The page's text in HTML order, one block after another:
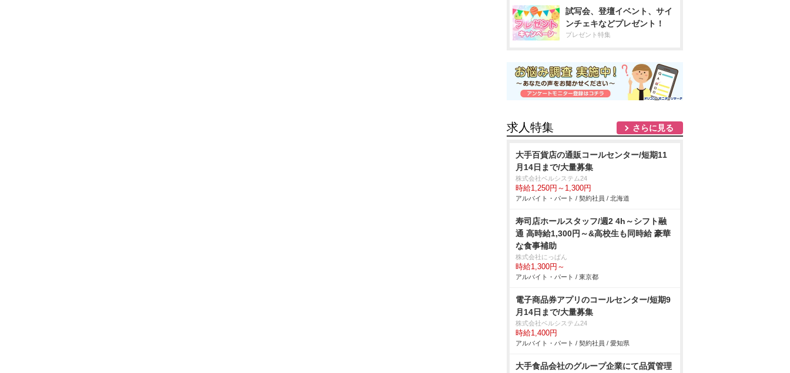
試写会、登壇イベント、サイ
ンチェキなどプレゼント！
プレゼント特集
求人特集 さらに見る
大手百貨店の通販コールセンター/短期11
月14日まで/大量募集
株式会社ベルシステム24
時給1,250円～1,300円
アルバイト・パート / 契約社員 / 北海道
寿司店ホールスタッフ/週2 4h～シフト融
通 高時給1,300円～&高校生も同時給 豪華
な食事補助
株式会社にっぱん
時給1,300円～
アルバイト・パート / 東京都
電子商品券アプリのコールセンター/短期9
月14日まで/大量募集
株式会社ベルシステム24
時給1,400円
アルバイト・パート / 契約社員 / 愛知県
大手食品会社のグループ企業にて品質管理